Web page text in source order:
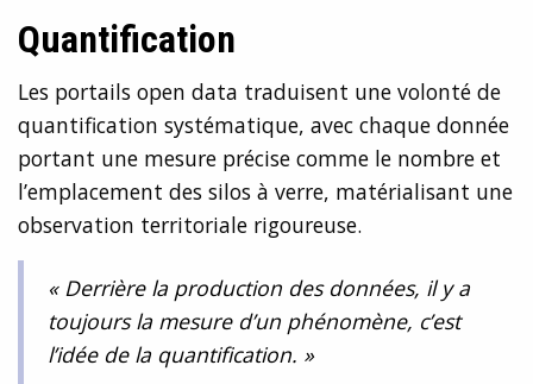
Quantification
Les portails open data traduisent une volonté de
quantification systématique, avec chaque donnée
portant une mesure précise comme le nombre et
l’emplacement des silos à verre, matérialisant une
observation territoriale rigoureuse.
« Derrière la production des données, il y a
toujours la mesure d’un phénomène, c’est
l’idée de la quantification. »